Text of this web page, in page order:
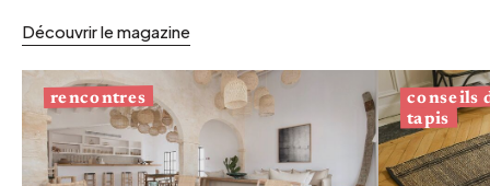
Découvrir le magazine
rencontres conseils
tapis